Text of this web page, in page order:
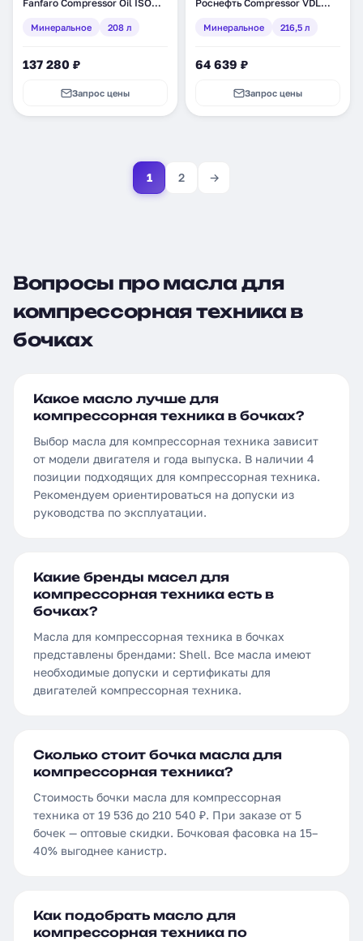
Fanfaro Compressor Oil ISO
(1727-2)
Минеральное 208 л
137 280 ₽
Запрос цены
Роснефть Compressor VDL
(40837770)
Минеральное 216,5 л
64 639 ₽
Запрос цены
1 2 →
Вопросы про масла для
компрессорная техника в
бочках
Какое масло лучше для
компрессорная техника в бочках?
Выбор масла для компрессорная техника зависит
от модели двигателя и года выпуска. В наличии 4
позиции подходящих для компрессорная техника.
Рекомендуем ориентироваться на допуски из
руководства по эксплуатации.
Какие бренды масел для
компрессорная техника есть в
бочках?
Масла для компрессорная техника в бочках
представлены брендами: Shell. Все масла имеют
необходимые допуски и сертификаты для
двигателей компрессорная техника.
Сколько стоит бочка масла для
компрессорная техника?
Стоимость бочки масла для компрессорная
техника от 19 536 до 210 540 ₽. При заказе от 5
бочек — оптовые скидки. Бочковая фасовка на 15–
40% выгоднее канистр.
Как подобрать масло для
компрессорная техника по